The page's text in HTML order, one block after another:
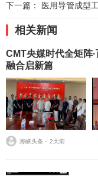
下一篇：
医用导管成型
相关新闻
CMT央媒时代全矩阵
融合启新篇
海峡头条 ⋅ 2天前